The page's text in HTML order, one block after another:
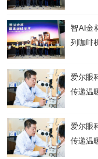
智AI金
列咖啡
爱尔眼
传递温
爱尔眼
传递温